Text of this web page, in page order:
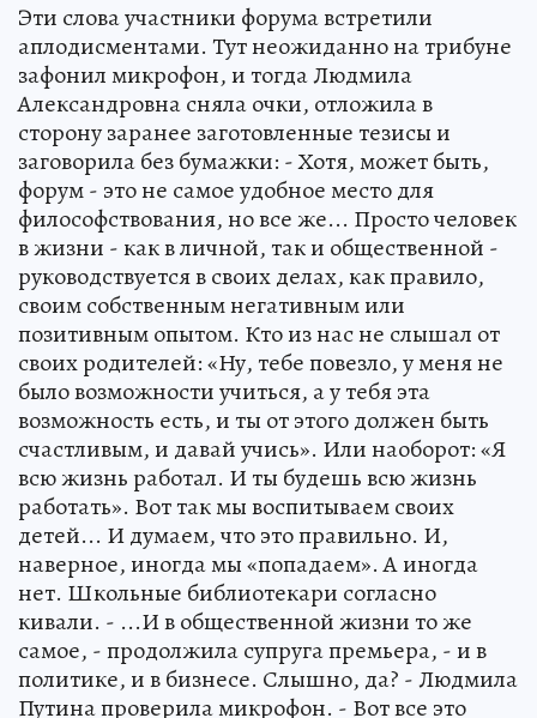
Эти слова участники форума встретили
аплодисментами. Тут неожиданно на трибуне
зафонил микрофон, и тогда Людмила
Александровна сняла очки, отложила в
сторону заранее заготовленные тезисы и
заговорила без бумажки: - Хотя, может быть,
форум - это не самое удобное место для
философствования, но все же... Просто человек
в жизни - как в личной, так и общественной -
руководствуется в своих делах, как правило,
своим собственным негативным или
позитивным опытом. Кто из нас не слышал от
своих родителей: «Ну, тебе повезло, у меня не
было возможности учиться, а у тебя эта
возможность есть, и ты от этого должен быть
счастливым, и давай учись». Или наоборот: «Я
всю жизнь работал. И ты будешь всю жизнь
работать». Вот так мы воспитываем своих
детей... И думаем, что это правильно. И,
наверное, иногда мы «попадаем». А иногда
нет. Школьные библиотекари согласно
кивали. - ...И в общественной жизни то же
самое, - продолжила супруга премьера, - и в
политике, и в бизнесе. Слышно, да? - Людмила
Путина проверила микрофон. - Вот все это